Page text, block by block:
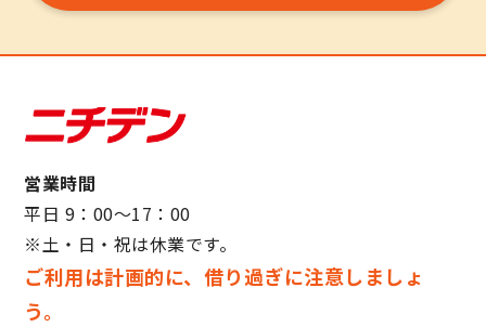
営業時間
平日 9：00～17：00
※土・日・祝は休業です。
ご利用は計画的に、借り過ぎに注意しましょ
う。